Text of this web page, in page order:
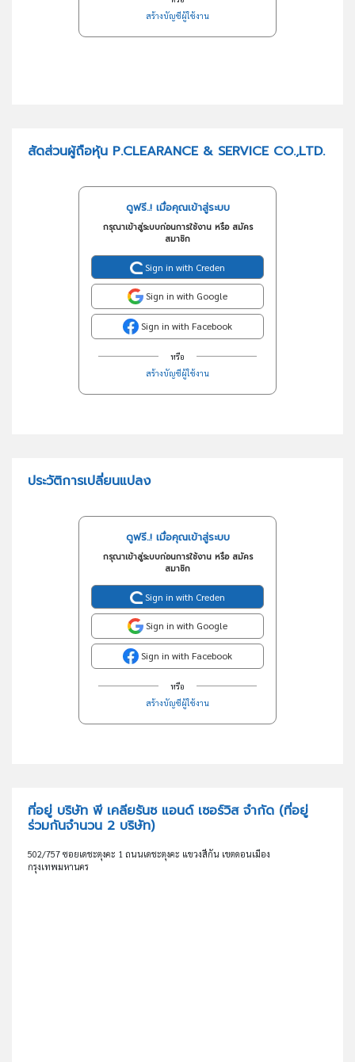
สร้างบัญชีผู้ใช้งาน
สัดส่วนผู้ถือหุ้น P.CLEARANCE & SERVICE CO.,LTD.
ดูฟรี..! เมื่อคุณเข้าสู่ระบบ
กรุณาเข้าสู่ระบบก่อนการใช้งาน หรือ สมัคร
สมาชิก
Sign in with Creden
Sign in with Google
Sign in with Facebook
หรือ
สร้างบัญชีผู้ใช้งาน
ประวัติการเปลี่ยนแปลง
ดูฟรี..! เมื่อคุณเข้าสู่ระบบ
กรุณาเข้าสู่ระบบก่อนการใช้งาน หรือ สมัคร
สมาชิก
Sign in with Creden
Sign in with Google
Sign in with Facebook
หรือ
สร้างบัญชีผู้ใช้งาน
ที่อยู่ บริษัท พี เคลียรันซ แอนด์ เซอร์วิส จำกัด (ที่อยู่
ร่วมกันจำนวน 2 บริษัท)
502/757 ซอยเดชะตุงคะ 1 ถนนเดชะตุงคะ แขวงสีกัน เขตดอนเมือง
กรุงเทพมหานคร